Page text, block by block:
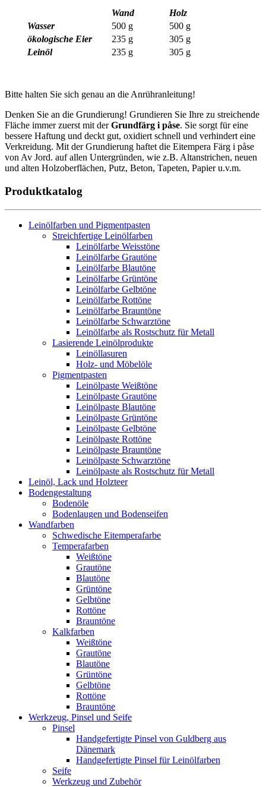
Wand
Holz
Wasser
500 g
500 g
ökologische Eier
235 g
305 g
Leinöl
235 g 305 g
Bitte halten Sie sich genau an die Anrühranleitung!
Denken Sie an die Grundierung! Grundieren Sie Ihre zu streichende
Fläche immer zuerst mit derGrundfärg i påse. Sie sorgt für eine
bessere Haftung und deckt gut, oxidiert schnell und verhindert eine
Verkreidung. Mit der Grundierung haftet die Eitempera Färg i påse
von Av Jord. auf allen Untergründen, wie z.B. Altanstrichen, neuen
und alten Holzoberflächen, Putz, Beton, Tapeten, Papier u.v.m.
Produktkatalog
Leinölfarben und Pigmentpasten
Streichfertige Leinölfarben
Leinölfarbe Weisstöne
Leinölfarbe Grautöne
Leinölfarbe Blautöne
Leinölfarbe Grüntöne
Leinölfarbe Gelbtöne
Leinölfarbe Rottöne
Leinölfarbe Brauntöne
Leinölfarbe Schwarztöne
Leinölfarbe als Rostschutz für Metall
Lasierende Leinölprodukte
Leinöllasuren
Holz- und Möbelöle
Pigmentpasten
Leinölpaste Weißtöne
Leinölpaste Grautöne
Leinölpaste Blautöne
Leinölpaste Grüntöne
Leinölpaste Gelbtöne
Leinölpaste Rottöne
Leinölpaste Brauntöne
Leinölpaste Schwarztöne
Leinölpaste als Rostschutz für Metall
Leinöl, Lack und Holzteer
Bodengestaltung
Bodenöle
Bodenlaugen und Bodenseifen
Wandfarben
Schwedische Eitemperafarbe
Temperafarben
Weißtöne
Grautöne
Blautöne
Grüntöne
Gelbtöne
Rottöne
Brauntöne
Kalkfarben
Weißtöne
Grautöne
Blautöne
Grüntöne
Gelbtöne
Rottöne
Brauntöne
Werkzeug, Pinsel und Seife
Pinsel
Handgefertigte Pinsel von Guldberg aus
Dänemark
Handgefertigte Pinsel für Leinölfarben
Seife
Werkzeug und Zubehör